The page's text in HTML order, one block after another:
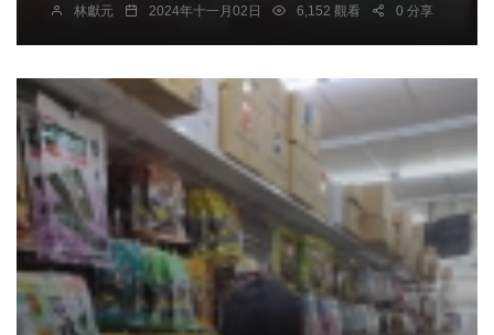
林獻元 2024年十一月02日 6,152 觀看 0 分享